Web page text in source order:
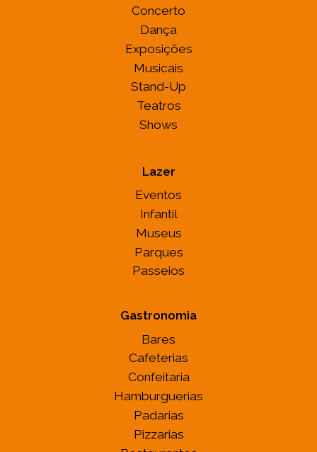
Concerto
Dança
Exposições
Musicais
Stand-Up
Teatros
Shows
Lazer
Eventos
Infantil
Museus
Parques
Passeios
Gastronomia
Bares
Cafeterias
Confeitaria
Hamburguerias
Padarias
Pizzarias